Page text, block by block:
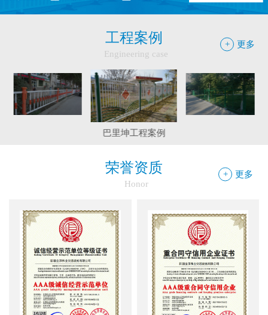
"多样“候车亭，旨在为您提供一个舒心候车环境
+
更多
工程案例
Engineering case
巴里坤工程案例
+ 更多
荣誉资质
Honor
边框护栏网：新疆金邦伟业以匠心铸...
球场围栏网：守护运动安全的“隐形...
新疆金邦伟业：方管铁艺护栏——安...
新疆金邦伟业道路隔离栅：以创新工...
钢板网：城市基建与工业领域的“金...
框架网护栏：安全防护与城市美学的...
铁艺围墙栅栏：安全防护与艺术美学...
边框护栏网：新疆金邦伟业以匠心铸...